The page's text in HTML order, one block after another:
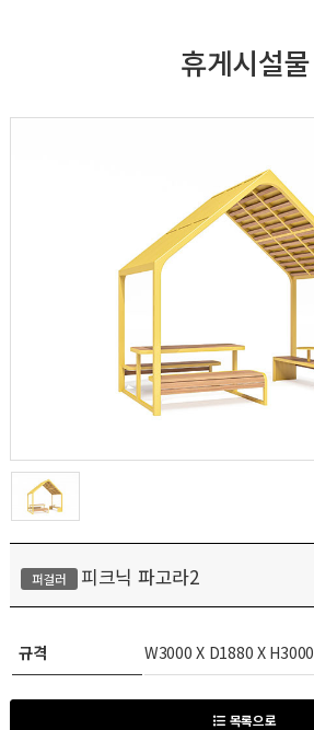
휴게시설물
퍼걸러 피크닉 파고라2
규격 W3000 X D1880 X H3000
목록으로